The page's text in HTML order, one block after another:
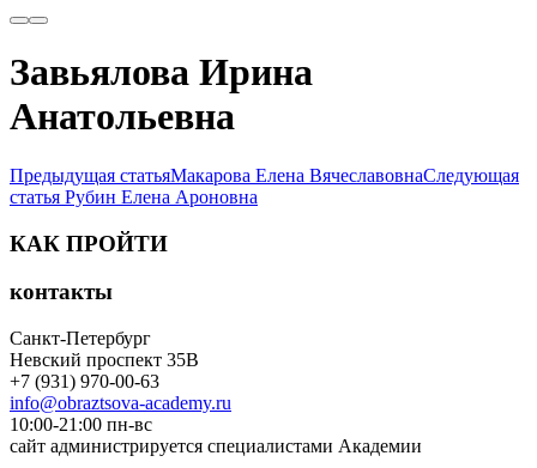
Завьялова Ирина
Анатольевна
Предыдущая статьяМакарова Елена ВячеславовнаСледующая
статья Рубин Елена Ароновна
КАК ПРОЙТИ
контакты
Санкт-Петербург
Невский проспект 35В
+7 (931) 970-00-63
info@obraztsova-academy.ru
10:00-21:00 пн-вс
сайт администрируется специалистами Академии